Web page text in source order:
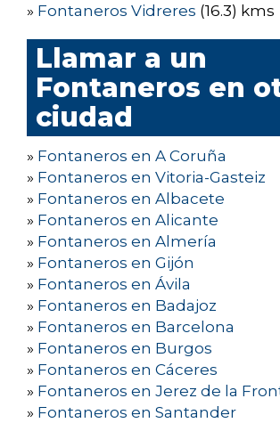
» Fontaneros Vidreres (16.3) kms
Llamar a un
Fontaneros en
ciudad
» Fontaneros en A Coruña
» Fontaneros en Vitoria-Gasteiz
» Fontaneros en Albacete
» Fontaneros en Alicante
» Fontaneros en Almería
» Fontaneros en Gijón
» Fontaneros en Ávila
» Fontaneros en Badajoz
» Fontaneros en Barcelona
» Fontaneros en Burgos
» Fontaneros en Cáceres
» Fontaneros en Jerez de la
» Fontaneros en Santander